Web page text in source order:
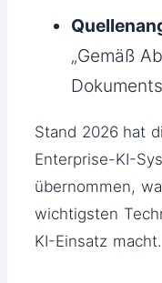
„Gemäß
Stand 2026 hat
Enterprise-KI-
übernommen,
wichtigsten
KI-Einsatz macht.